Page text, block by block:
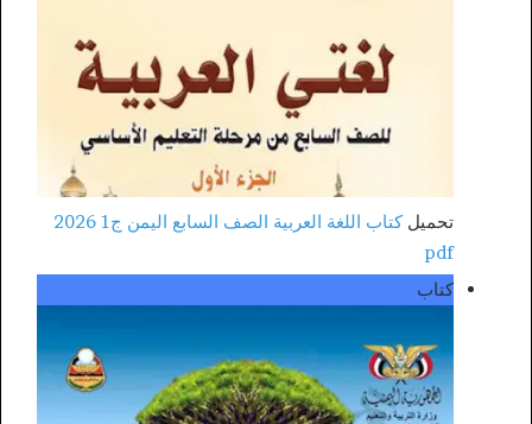
تحميل
كتاب اللغة العربية الصف السابع اليمن ج1 2026
pdf
كتاب